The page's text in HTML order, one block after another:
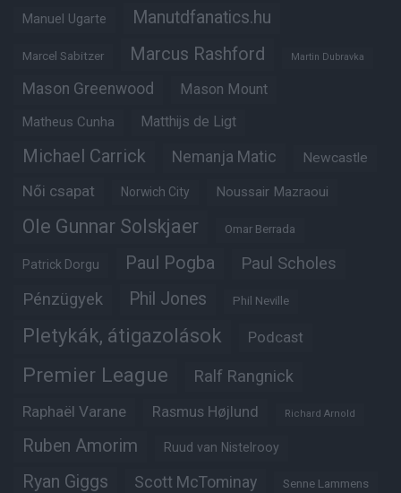
Manuel Ugarte Manutdfanatics.hu
Marcel Sabitzer Marcus Rashford Martin Dubravka
Mason Greenwood Mason Mount
Matheus Cunha Matthijs de Ligt
Michael Carrick Nemanja Matic Newcastle
Női csapat Norwich City Noussair Mazraoui
Ole Gunnar Solskjaer Omar Berrada
Patrick Dorgu Paul Pogba Paul Scholes
Pénzügyek Phil Jones Phil Neville
Pletykák, átigazolások Podcast
Premier League Ralf Rangnick
Raphaël Varane Rasmus Højlund Richard Arnold
Ruben Amorim Ruud van Nistelrooy
Ryan Giggs Scott McTominay Senne Lammens